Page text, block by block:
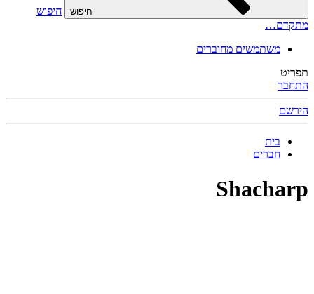
חיפוש
חיפוש
מתקדם…
משתמשים מחוברים
תפריט
התחבר
הירשם
בית
חברים
Shacharp